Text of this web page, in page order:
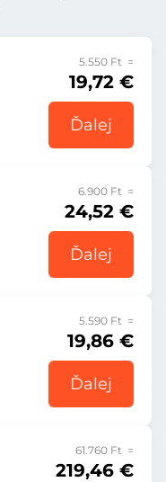
5.550 Ft =
19,72 €
Ďalej
6.900 Ft =
24,52 €
Ďalej
5.590 Ft =
19,86 €
Ďalej
61.760 Ft =
219,46 €